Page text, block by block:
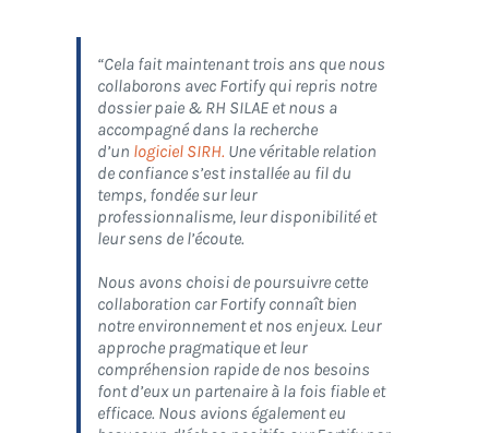
“Cela fait maintenant trois ans que nous
collaborons avec Fortify qui repris notre
dossier paie & RH SILAE et nous a
accompagné dans la recherche
d’un logiciel SIRH. Une véritable relation
de confiance s’est installée au fil du
temps, fondée sur leur
professionnalisme, leur disponibilité et
leur sens de l’écoute.
Nous avons choisi de poursuivre cette
collaboration car Fortify connaît bien
notre environnement et nos enjeux. Leur
approche pragmatique et leur
compréhension rapide de nos besoins
font d’eux un partenaire à la fois fiable et
efficace. Nous avions également eu